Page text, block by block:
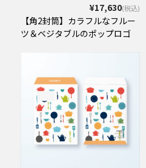
¥17,630(税込)
【角2封筒】カラフルなフルー
ツ＆ベジタブルのポップロゴ